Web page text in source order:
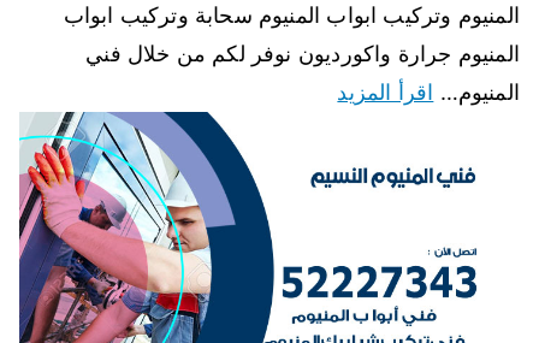
المنيوم وتركيب ابواب المنيوم سحابة وتركيب ابواب
المنيوم جرارة واكورديون نوفر لكم من خلال فني
المنيوم… اقرأ المزيد